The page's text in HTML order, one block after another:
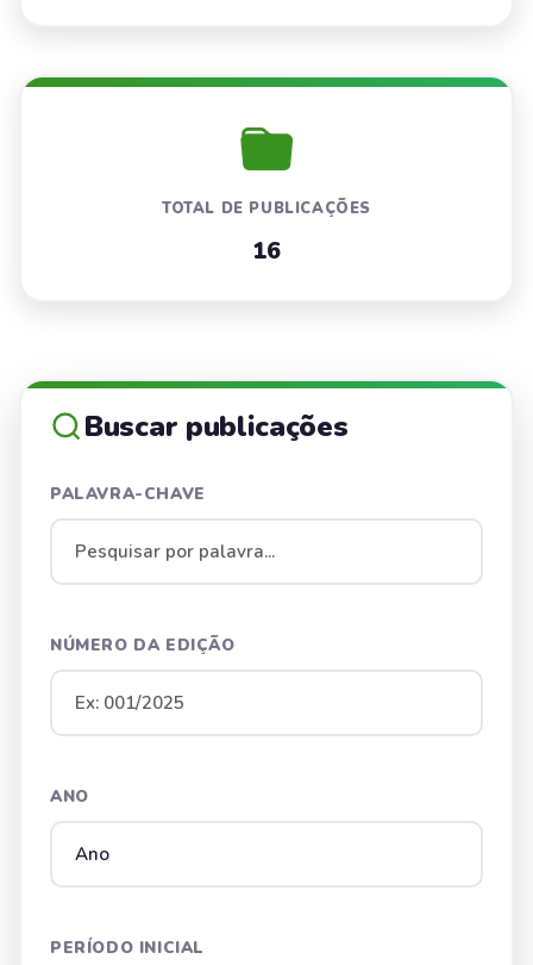
TOTAL DE PUBLICAÇÕES
16
Buscar publicações
PALAVRA-CHAVE
NÚMERO DA EDIÇÃO
ANO
PERÍODO INICIAL